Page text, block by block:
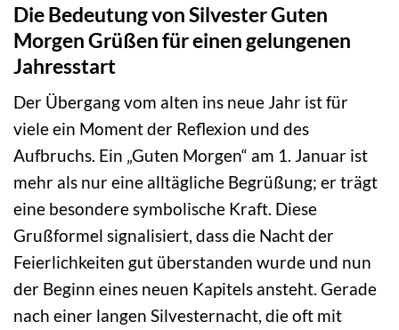
Die Bedeutung von Silvester Guten
Morgen Grüßen für einen gelungenen
Jahresstart
Der Übergang vom alten ins neue Jahr ist für
viele ein Moment der Reflexion und des
Aufbruchs. Ein „Guten Morgen“ am 1. Januar ist
mehr als nur eine alltägliche Begrüßung; er trägt
eine besondere symbolische Kraft. Diese
Grußformel signalisiert, dass die Nacht der
Feierlichkeiten gut überstanden wurde und nun
der Beginn eines neuen Kapitels ansteht. Gerade
nach einer langen Silvesternacht, die oft mit